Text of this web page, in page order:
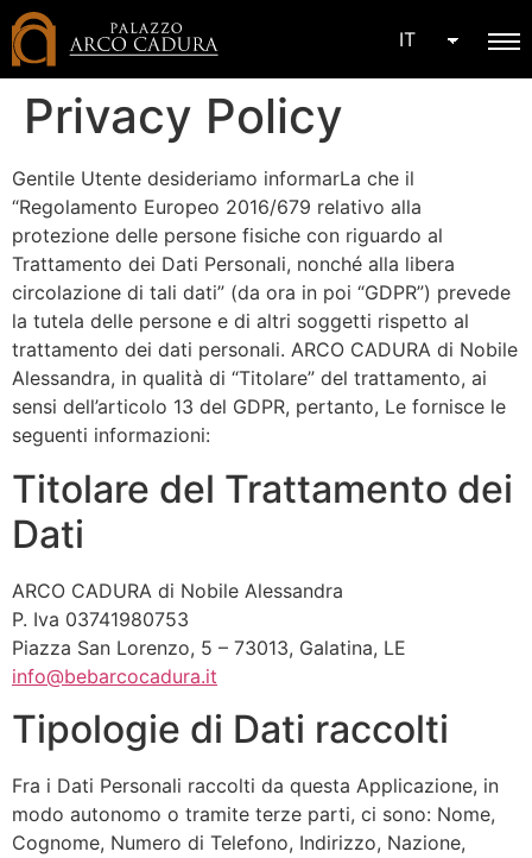
IT
Privacy Policy
Gentile Utente desideriamo informarLa che il
“Regolamento Europeo 2016/679 relativo alla
protezione delle persone fisiche con riguardo al
Trattamento dei Dati Personali, nonché alla libera
circolazione di tali dati” (da ora in poi “GDPR”) prevede
la tutela delle persone e di altri soggetti rispetto al
trattamento dei dati personali. ARCO CADURA di Nobile
Alessandra, in qualità di “Titolare” del trattamento, ai
sensi dell’articolo 13 del GDPR, pertanto, Le fornisce le
seguenti informazioni:
Titolare del Trattamento dei
Dati
ARCO CADURA di Nobile Alessandra
P. Iva 03741980753
Piazza San Lorenzo, 5 – 73013, Galatina, LE
info@bebarcocadura.it
Tipologie di Dati raccolti
Fra i Dati Personali raccolti da questa Applicazione, in
modo autonomo o tramite terze parti, ci sono: Nome,
Cognome, Numero di Telefono, Indirizzo, Nazione,